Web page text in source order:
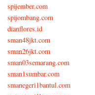
spijember.com
spijombang.com
dianflores.id
sman48jkt.com
sman26jkt.com
sman03semarang.com
sman1sumbar.com
smanegeri1bantul.com